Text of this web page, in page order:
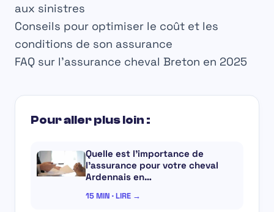
aux sinistres
Conseils pour optimiser le coût et les
conditions de son assurance
FAQ sur l’assurance cheval Breton en 2025
Pour aller plus loin :
Quelle est l’importance de
l’assurance pour votre cheval
Ardennais en…
15 MIN · LIRE →